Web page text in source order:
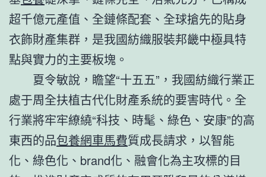
超千億元產值、全鏈條配套、全球搶先的貼身
衣飾財產集群，是我國紡織服裝邦畿中極具特
點與實力的主要板塊。
夏令敏說，瞻望“十五五”，我國紡織行業正
處于周全扶植古代化財產系統的要害時代。全
行業將牢牢繚繞“科技、時髦、綠色、安康”的高
東西的品包養網車馬費質成長請求，以智能
化、綠色化、brand化、融會化為主攻標的目